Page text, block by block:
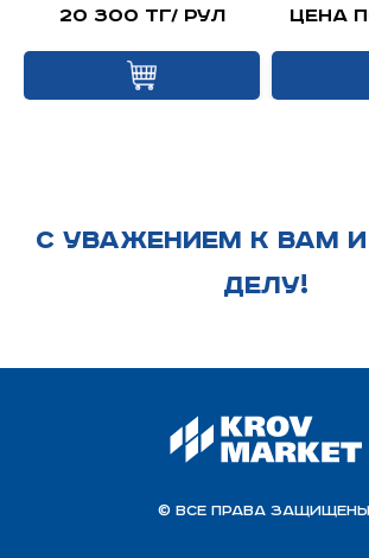
20 300 тг/ рул Цена
С УВАЖЕНИЕМ К ВАМ
ДЕЛУ!
© Все права